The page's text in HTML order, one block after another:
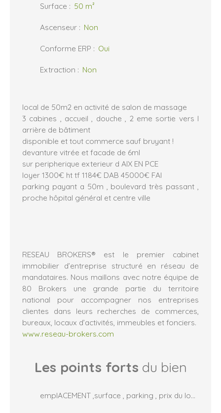
Surface : 50 m²
Ascenseur : Non
Conforme ERP : Oui
Extraction : Non
local de 50m2 en activité de salon de massage
3 cabines , accueil , douche , 2 eme sortie vers l
arrière de bâtiment
disponible et tout commerce sauf bruyant !
devanture vitrée et facade de 6ml
sur peripherique exterieur d AIX EN PCE
loyer 1300€ ht tf 1184€ DAB 45000€ FAI
parking payant a 50m , boulevard très passant ,
proche hôpital général et centre ville
RESEAU BROKERS® est le premier cabinet
immobilier d’entreprise structuré en réseau de
mandataires. Nous maillons avec notre équipe de
80 Brokers une grande partie du territoire
national pour accompagner nos entreprises
clientes dans leurs recherches de commerces,
bureaux, locaux d’activités, immeubles et fonciers.
www.reseau-brokers.com
Les points forts du bien
emplACEMENT ,surface , parking , prix du loyer